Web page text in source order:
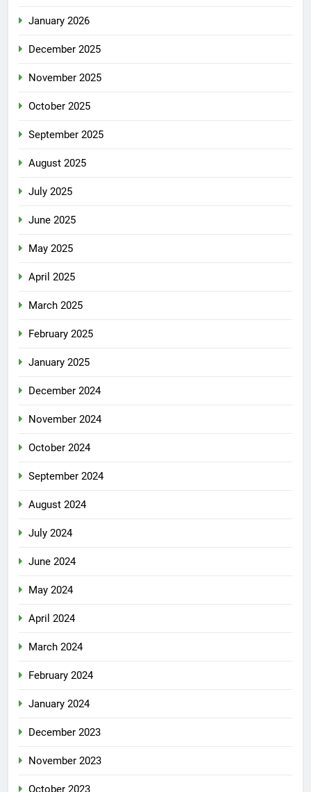
January 2026
December 2025
November 2025
October 2025
September 2025
August 2025
July 2025
June 2025
May 2025
April 2025
March 2025
February 2025
January 2025
December 2024
November 2024
October 2024
September 2024
August 2024
July 2024
June 2024
May 2024
April 2024
March 2024
February 2024
January 2024
December 2023
November 2023
October 2023